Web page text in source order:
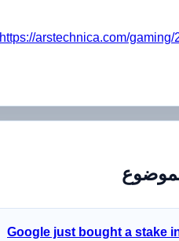
https://arstechnica.com/
Google just bought a stake